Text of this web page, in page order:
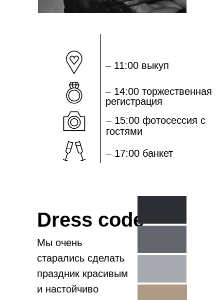
_______________ – 11:00 выкуп
– 14:00 торжественная
регистрация
– 15:00 фотосессия с
гостями
– 17:00 банкет
Dress code
Мы очень
старались сделать
праздник красивым
и настойчиво